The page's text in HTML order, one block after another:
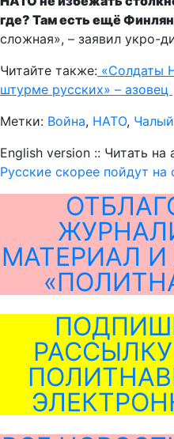
где? Там есть ещё
сложная», – заявил укро-
Читайте также: «Солдаты
штурме русских» – азовец
Метки: Война, НАТО, Чалый
English version :: Читать на
Русские скорее пойдут
МАТЕРИАЛ